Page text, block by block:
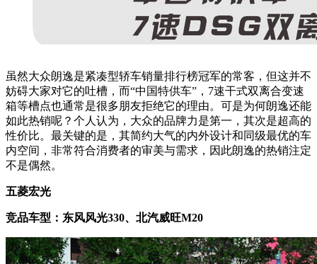
虽然大众朗逸是紧凑型轿车销量排行榜冠军的常客，但这并不
妨碍大家对它的吐槽，而“中国特供车”，7速干式双离合变速
箱等槽点也通常是很多朋友拒绝它的理由。可是为何朗逸还能
如此热销呢？个人认为，大众的品牌力是第一，其次是超高的
性价比。最关键的是，其简约大气的内外设计和同级最优的车
内空间，非常符合消费者的审美与需求，因此朗逸的热销注定
不是偶然。
五菱宏光
竞品车型：东风风光330、北汽威旺M20